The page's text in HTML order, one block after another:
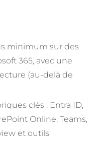
minimum sur des
365, avec une
(au-delà de
clés : Entra ID,
Online, Teams,
et outils